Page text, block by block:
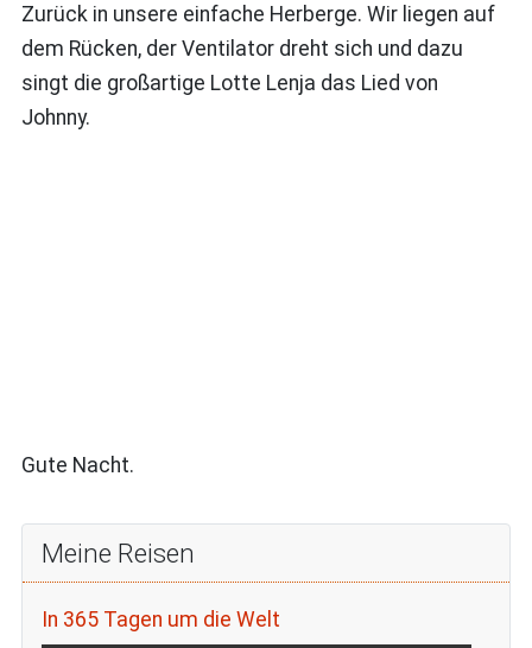
Zurück in unsere einfache Herberge. Wir liegen auf
dem Rücken, der Ventilator dreht sich und dazu
singt die großartige Lotte Lenja das Lied von
Johnny.
Gute Nacht.
Meine Reisen
In 365 Tagen um die Welt